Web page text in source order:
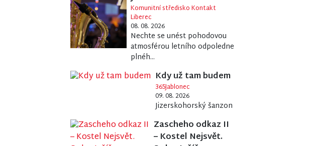
Komunitní středisko Kontakt
Liberec
08. 08. 2026
Nechte se unést pohodovou
atmosférou letního odpoledne
plnéh...
Kdy už tam budem
365Jablonec
09. 08. 2026
Jizerskohorský šanzon
Zascheho odkaz II
– Kostel Nejsvět.